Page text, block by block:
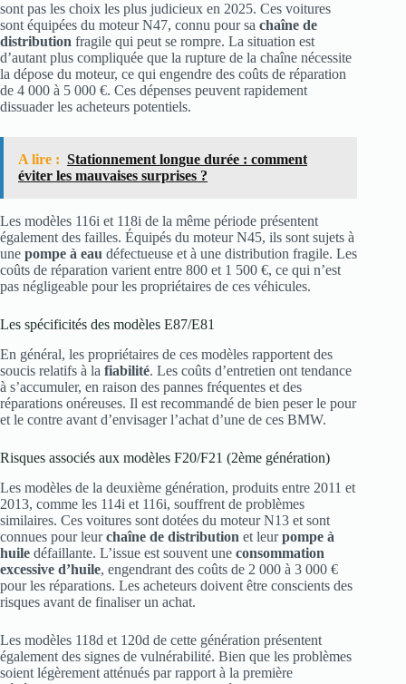
sont pas les choix les plus judicieux en 2025. Ces voitures
sont équipées du moteur N47, connu pour sa chaîne de
distribution fragile qui peut se rompre. La situation est
d’autant plus compliquée que la rupture de la chaîne nécessite
la dépose du moteur, ce qui engendre des coûts de réparation
de 4 000 à 5 000 €. Ces dépenses peuvent rapidement
dissuader les acheteurs potentiels.
A lire : Stationnement longue durée : comment
éviter les mauvaises surprises ?
Les modèles 116i et 118i de la même période présentent
également des failles. Équipés du moteur N45, ils sont sujets à
une pompe à eau défectueuse et à une distribution fragile. Les
coûts de réparation varient entre 800 et 1 500 €, ce qui n’est
pas négligeable pour les propriétaires de ces véhicules.
Les spécificités des modèles E87/E81
En général, les propriétaires de ces modèles rapportent des
soucis relatifs à la fiabilité. Les coûts d’entretien ont tendance
à s’accumuler, en raison des pannes fréquentes et des
réparations onéreuses. Il est recommandé de bien peser le pour
et le contre avant d’envisager l’achat d’une de ces BMW.
Risques associés aux modèles F20/F21 (2ème génération)
Les modèles de la deuxième génération, produits entre 2011 et
2013, comme les 114i et 116i, souffrent de problèmes
similaires. Ces voitures sont dotées du moteur N13 et sont
connues pour leurchaîne de distribution et leurpompe à
huile défaillante. L’issue est souvent une consommation
excessive d’huile, engendrant des coûts de 2 000 à 3 000 €
pour les réparations. Les acheteurs doivent être conscients des
risques avant de finaliser un achat.
Les modèles 118d et 120d de cette génération présentent
également des signes de vulnérabilité. Bien que les problèmes
soient légèrement atténués par rapport à la première